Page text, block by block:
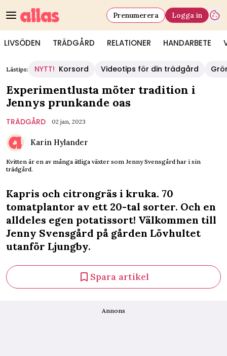
LIVSÖDEN TRÄDGÅRD RELATIONER HANDARBETE
Prenumerera Logga in
Lästips: NYTT! Korsord Videotips för din trädgård
Experimentlusta möter tradition i
Jennys prunkande oas
TRÄDGÅRD 02 jan, 2023
Karin Hylander
Kvitten är en av många ätliga växter som Jenny Svensgård har i sin
trädgård.
Kapris och citrongräs i kruka. 70
tomatplantor av ett 20-tal sorter. Och en
alldeles egen potatissort! Välkommen till
Jenny Svensgård på gården Lövhultet
utanför Ljungby.
Spara artikel
Annons